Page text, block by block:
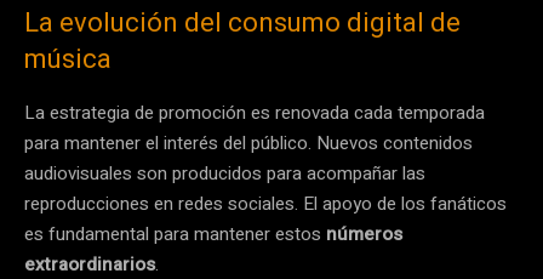
La evolución del consumo digital de
música
La estrategia de promoción es renovada cada temporada
para mantener el interés del público. Nuevos contenidos
audiovisuales son producidos para acompañar las
reproducciones en redes sociales. El apoyo de los fanáticos
es fundamental para mantener estos números
extraordinarios.